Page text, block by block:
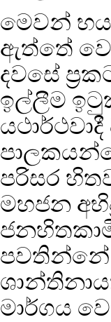
මෙවන්
ඇත්තේ
දවසේ
ඉල්ලීම
පරිසර
මහජන
පවතින්නේ
මාර්ගය